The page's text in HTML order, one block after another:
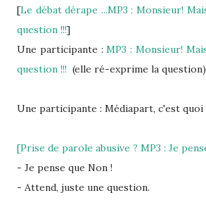
[Le débat dérape ...MP3 : Monsieur!
question !!!]
Une participante :MP3 : Monsieur!
question !!! (elle ré-exprime la question)
Une participante : Médiapart, c'est quoi
[Prise de parole abusive ? MP3 : Je
- Je pense que Non !
- Attend, juste une question.